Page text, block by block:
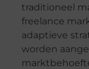
traditioneel
freelance
adaptieve
worden